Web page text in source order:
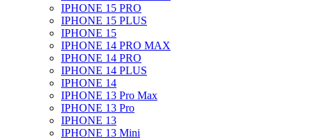
IPHONE 15 PRO
IPHONE 15 PLUS
IPHONE 15
IPHONE 14 PRO MAX
IPHONE 14 PRO
IPHONE 14 PLUS
IPHONE 14
IPHONE 13 Pro Max
IPHONE 13 Pro
IPHONE 13
IPHONE 13 Mini